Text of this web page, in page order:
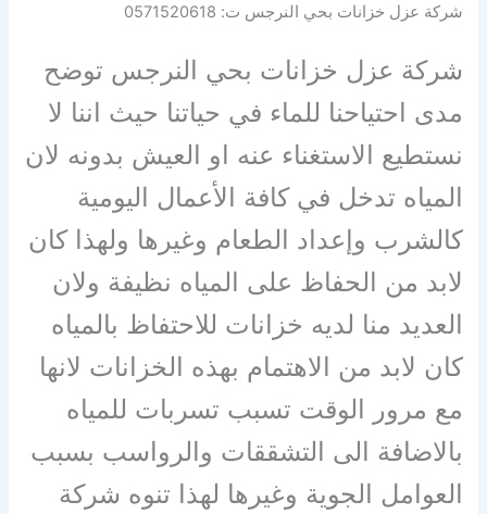
شركة عزل خزانات بحي النرجس ت: 0571520618
شركة عزل خزانات بحي النرجس توضح
مدى احتياحنا للماء في حياتنا حيث اننا لا
نستطيع الاستغناء عنه او العيش بدونه لان
المياه تدخل في كافة الأعمال اليومية
كالشرب وإعداد الطعام وغيرها ولهذا كان
لابد من الحفاظ على المياه نظيفة ولان
العديد منا لديه خزانات للاحتفاظ بالمياه
كان لابد من الاهتمام بهذه الخزانات لانها
مع مرور الوقت تسبب تسربات للمياه
بالاضافة الى التشققات والرواسب بسبب
العوامل الجوية وغيرها لهذا تنوه شركة